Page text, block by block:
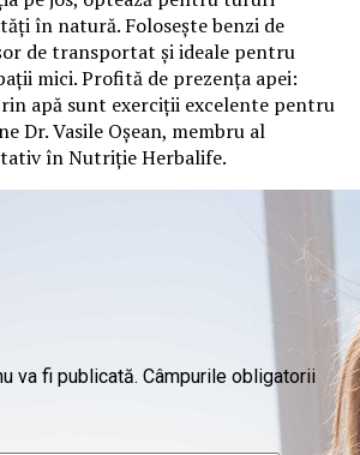
în natură. Folosește benzi de
de transportat și ideale pentru
mici. Profită de prezența apei:
apă sunt exerciții excelente pentru
Dr. Vasile Oșean, membru al
în Nutriție Herbalife.
va fi publicată. Câmpurile obligatorii